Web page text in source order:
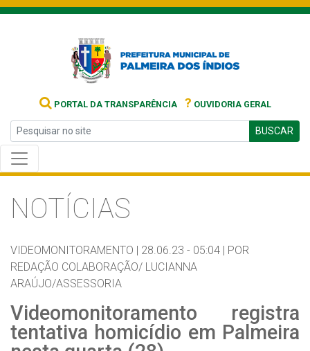
PORTAL DA TRANSPARÊNCIA ? OUVIDORIA GERAL
BUSCAR
NOTÍCIAS
VIDEOMONITORAMENTO | 28.06.23 - 05:04 | POR
REDAÇÃO COLABORAÇÃO/ LUCIANNA
ARAÚJO/ASSESSORIA
Videomonitoramento registra
tentativa homicídio em Palmeira